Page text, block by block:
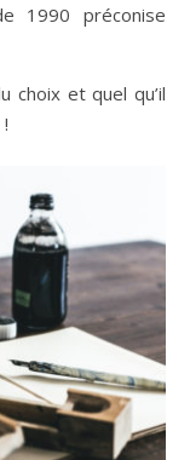
1990 préconise
choix et quel qu’il